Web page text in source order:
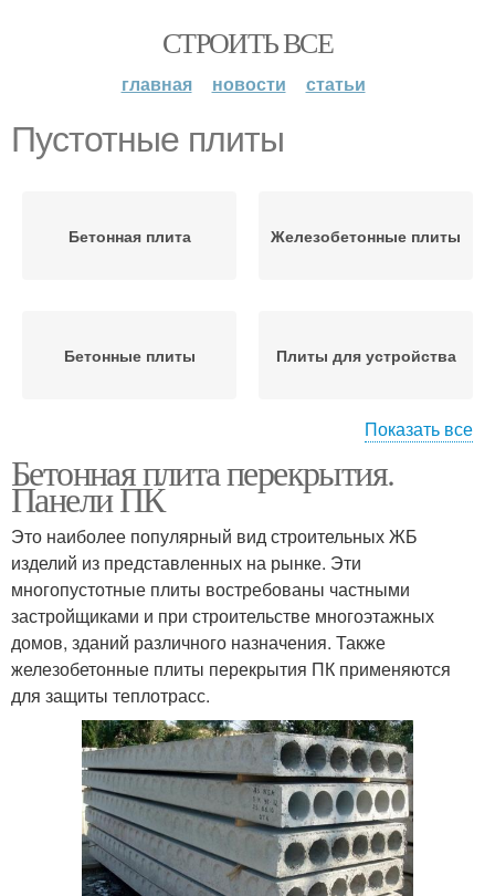
СТРОИТЬ ВСЕ
главная новости статьи
Пустотные плиты
Бетонная плита Железобетонные плиты
Бетонные плиты Плиты для устройства
Железобетонная плита Плиты для перекрытия
Облегченные плиты Газобетонные плиты
Показать все
Бетонная плита перекрытия.
Панели ПК
Это наиболее популярный вид строительных ЖБ
изделий из представленных на рынке. Эти
многопустотные плиты востребованы частными
застройщиками и при строительстве многоэтажных
домов, зданий различного назначения. Также
железобетонные плиты перекрытия ПК применяются
для защиты теплотрасс.